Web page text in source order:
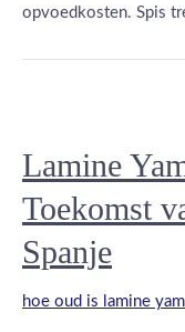
opvoedkosten. Spis
Lamine
Toekomst
Spanje
hoe oud is lamine